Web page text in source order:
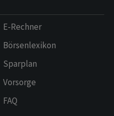
E-Rechner
Börsenlexikon
Sparplan
Vorsorge
FAQ